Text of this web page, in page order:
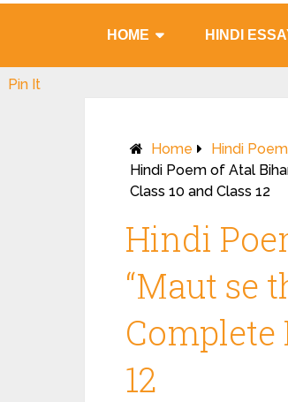
HOME HINDI
Home
Hindi
Hindi Poem of Atal
Class 10 and Class 12
Hindi
“Maut se
Complete
12
Pin It